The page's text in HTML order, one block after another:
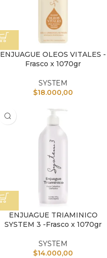
ENJUAGUE OLEOS VITALES -
Frasco x 1070gr
SYSTEM
$18.000,00
ENJUAGUE TRIAMINICO
SYSTEM 3 -Frasco x 1070gr
SYSTEM
$14.000,00